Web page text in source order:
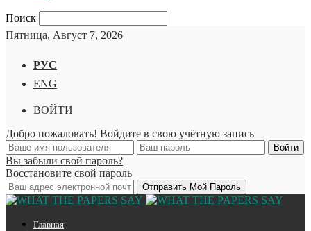
Поиск
Пятница, Август 7, 2026
РУС
ENG
ВОЙТИ
Добро пожаловать! Войдите в свою учётную запись
Вы забыли свой пароль?
Восстановите свой пароль
Главная